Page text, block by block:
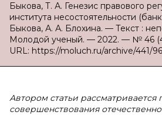
Быкова, Т. А. Генезис правового
института несостоятельности
Быкова, А. А. Блохина. — Текст :
Молодой ученый. — 2022. — № 46
URL: https://moluch.ru/archive/441/
Автором статьи рассматривается
совершенствования